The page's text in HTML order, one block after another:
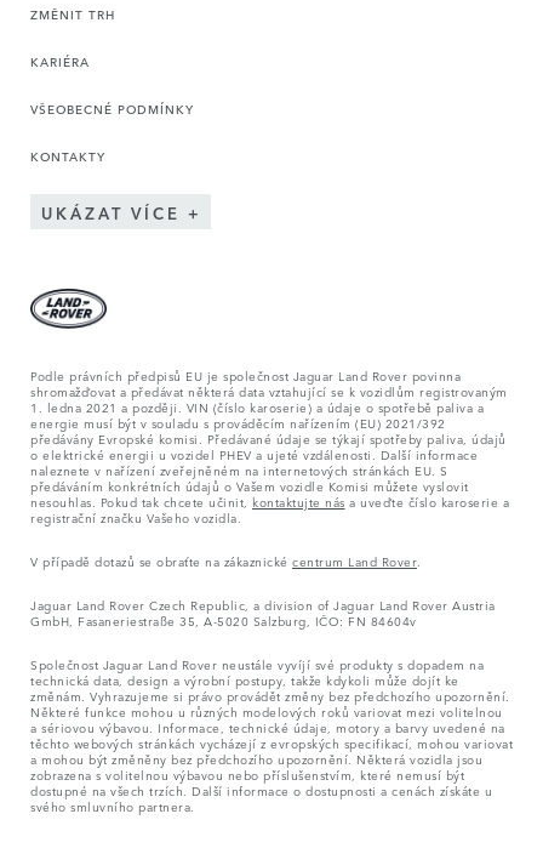
ZMĚNIT TRH
KARIÉRA
VŠEOBECNÉ PODMÍNKY
KONTAKTY
UKÁZAT VÍCE
Podle právních předpisů EU je společnost Jaguar Land Rover povinna
shromažďovat a předávat některá data vztahující se k vozidlům registrovaným
1. ledna 2021 a později. VIN (číslo karoserie) a údaje o spotřebě paliva a
energie musí být v souladu s prováděcím nařízením (EU) 2021/392
předávány Evropské komisi. Předávané údaje se týkají spotřeby paliva, údajů
o elektrické energii u vozidel PHEV a ujeté vzdálenosti. Další informace
naleznete v nařízení zveřejněném na internetových stránkách EU. S
předáváním konkrétních údajů o Vašem vozidle Komisi můžete vyslovit
nesouhlas. Pokud tak chcete učinit, kontaktujte nás a uveďte číslo karoserie a
registrační značku Vašeho vozidla.
V případě dotazů se obraťte na zákaznické centrum Land Rover.
Jaguar Land Rover Czech Republic, a division of Jaguar Land Rover Austria
GmbH, Fasaneriestraße 35, A-5020 Salzburg, IČO: FN 84604v
Společnost Jaguar Land Rover neustále vyvíjí své produkty s dopadem na
technická data, design a výrobní postupy, takže kdykoli může dojít ke
změnám. Vyhrazujeme si právo provádět změny bez předchozího upozornění.
Některé funkce mohou u různých modelových roků variovat mezi volitelnou
a sériovou výbavou. Informace, technické údaje, motory a barvy uvedené na
těchto webových stránkách vycházejí z evropských specifikací, mohou variovat
a mohou být změněny bez předchozího upozornění. Některá vozidla jsou
zobrazena s volitelnou výbavou nebo příslušenstvím, které nemusí být
dostupné na všech trzích. Další informace o dostupnosti a cenách získáte u
svého smluvního partnera.